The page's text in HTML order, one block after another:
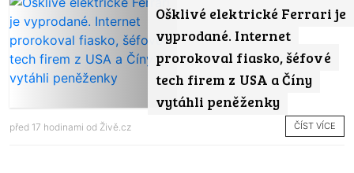
Ošklivé elektrické Ferrari je
vyprodané. Internet
prorokoval fiasko, šéfové
tech firem z USA a Číny
vytáhli peněženky
před 17 hodinami od Živě.cz ČÍST VÍCE